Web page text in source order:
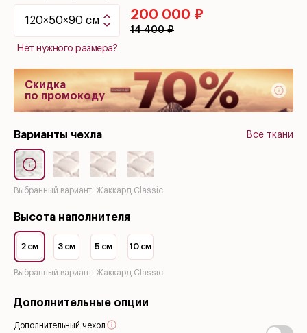
Нет нужного размера?
200 000 ₽
14 400 ₽
Скидка
по промокоду
Варианты чехла Все ткани
Выбранный вариант: Жаккард Classic
Высота наполнителя
2 см 3 см 5 см 10 см
Выбранный вариант: Жаккард Classic
Дополнительные опции
Дополнительный чехол